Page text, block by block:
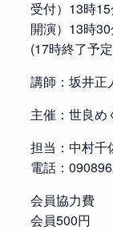
受付）13時
開演）13時
(17時終了予
講師：坂井正
主催：世良め
担当：中村千
電話：
会員協力費
会員500円